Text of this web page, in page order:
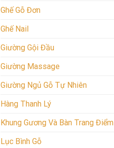
Ghế Gỗ Đơn
Ghế Nail
Giường Gội Đầu
Giường Massage
Giường Ngủ Gỗ Tự Nhiên
Hàng Thanh Lý
Khung Gương Và Bàn Trang Điểm
Lục Bình Gỗ